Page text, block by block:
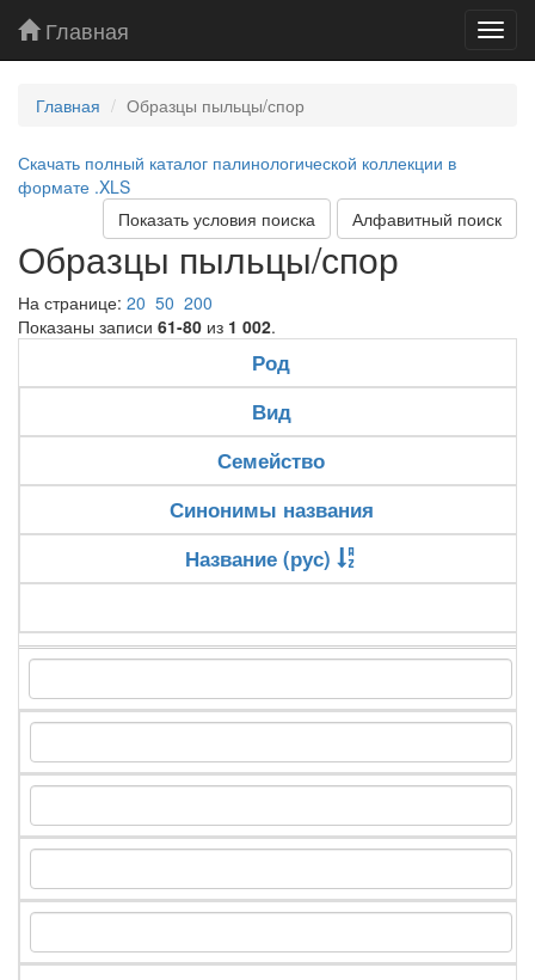
Главная
Главная Образцы пыльцы/спор
Скачать полный каталог палинологической коллекции в
формате .XLS
Показать условия поиска
Алфавитный поиск
Образцы пыльцы/спор
На странице: 20 50 200
Показаны записи 61-80 из 1 002.
Род
Вид
Семейство
Синонимы названия
Название (рус)